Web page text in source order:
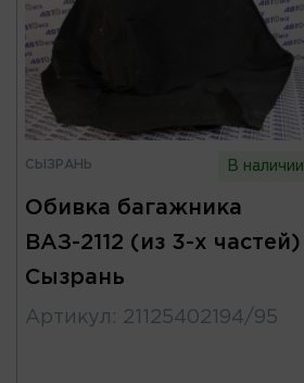
СЫЗРАНЬ В наличии
Обивка багажника
ВАЗ-2112 (из 3-х частей)
Сызрань
Артикул : 21125402194/95